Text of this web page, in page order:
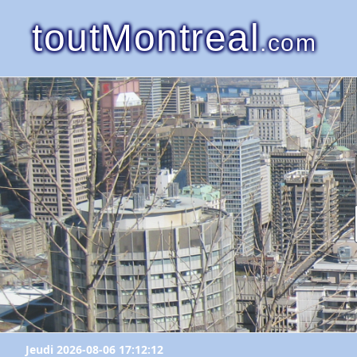
toutMontreal.com
Jeudi 2026-08-06 17:12:12